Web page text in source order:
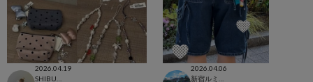
2026.04.19
2026.04.06